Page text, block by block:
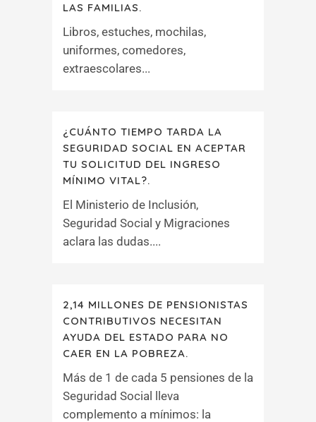
LAS FAMILIAS.
Libros, estuches, mochilas,
uniformes, comedores,
extraescolares...
¿CUÁNTO TIEMPO TARDA LA
SEGURIDAD SOCIAL EN ACEPTAR
TU SOLICITUD DEL INGRESO
MÍNIMO VITAL?.
El Ministerio de Inclusión,
Seguridad Social y Migraciones
aclara las dudas....
2,14 MILLONES DE PENSIONISTAS
CONTRIBUTIVOS NECESITAN
AYUDA DEL ESTADO PARA NO
CAER EN LA POBREZA.
Más de 1 de cada 5 pensiones de la
Seguridad Social lleva
complemento a mínimos: la